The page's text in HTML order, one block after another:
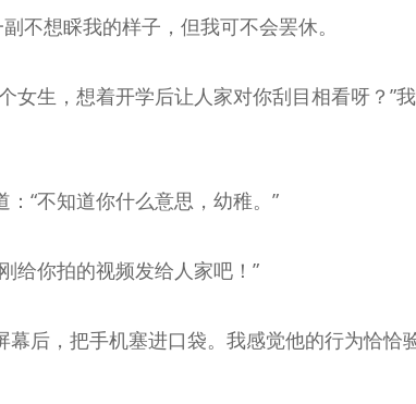
不想睬我的样子，但我可不会罢休。
女生，想着开学后让人家对你刮目相看呀？”
“不知道你什么意思，幼稚。”
给你拍的视频发给人家吧！”
后，把手机塞进口袋。我感觉他的行为恰恰